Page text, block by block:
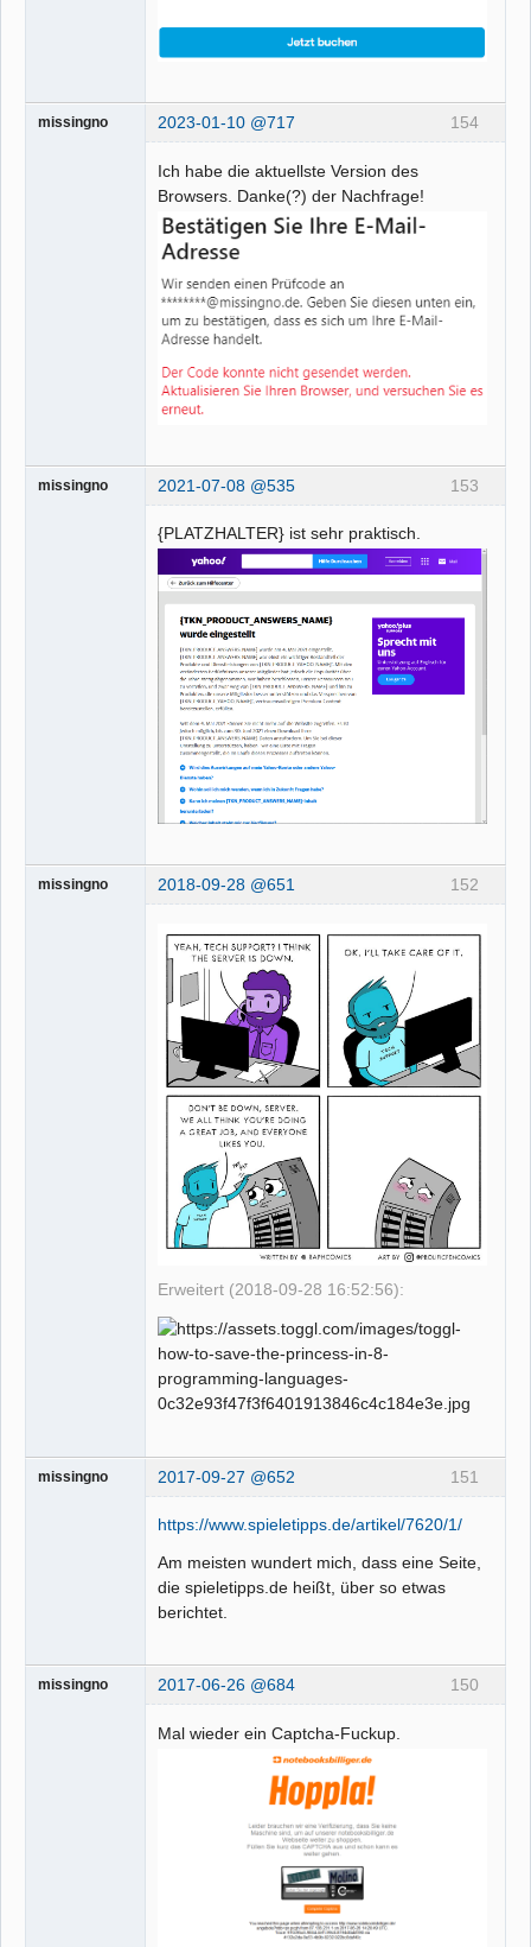
154
missingno 2023-01-10 @717
Ich habe die aktuellste Version des
Browsers. Danke(?) der Nachfrage!
153
missingno 2021-07-08 @535
{PLATZHALTER} ist sehr praktisch.
152
missingno 2018-09-28 @651
Erweitert (2018-09-28 16:52:56):
151
missingno 2017-09-27 @652
https://www.spieletipps.de/artikel/7620/1/
Am meisten wundert mich, dass eine Seite,
die spieletipps.de heißt, über so etwas
berichtet.
150
missingno 2017-06-26 @684
Mal wieder ein Captcha-Fuckup.